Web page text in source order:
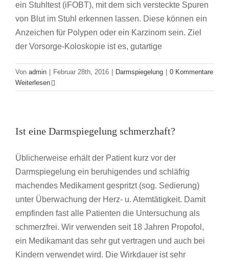
ein Stuhltest (iFOBT), mit dem sich versteckte Spuren
von Blut im Stuhl erkennen lassen. Diese können ein
Anzeichen für Polypen oder ein Karzinom sein. Ziel
der Vorsorge-Koloskopie ist es, gutartige
Von admin Februar 28th, 2016 Darmspiegelung
0 Kommentare
Weiterlesen
Ist eine Darmspiegelung schmerzhaft?
Üblicherweise erhält der Patient kurz vor der
Darmspiegelung ein beruhigendes und schläfrig
machendes Medikament gespritzt (sog. Sedierung)
unter Überwachung der Herz- u. Atemtätigkeit. Damit
empfinden fast alle Patienten die Untersuchung als
schmerzfrei. Wir verwenden seit 18 Jahren Propofol,
ein Medikamant das sehr gut vertragen und auch bei
Kindern verwendet wird. Die Wirkdauer ist sehr